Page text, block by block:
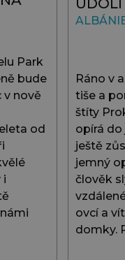
Park
bude
v nově
od
i
Ráno v
tiše a
štíty
opírá
ještě
jemný
člověk
ovcí a
domky.